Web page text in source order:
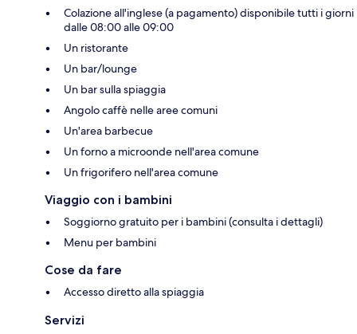
Colazione all'inglese (a pagamento) disponibile tutti i giorni
dalle 08:00 alle 09:00
Un ristorante
Un bar/lounge
Un bar sulla spiaggia
Angolo caffè nelle aree comuni
Un'area barbecue
Un forno a microonde nell'area comune
Un frigorifero nell'area comune
Viaggio con i bambini
Soggiorno gratuito per i bambini (consulta i dettagli)
Menu per bambini
Cose da fare
Accesso diretto alla spiaggia
Servizi